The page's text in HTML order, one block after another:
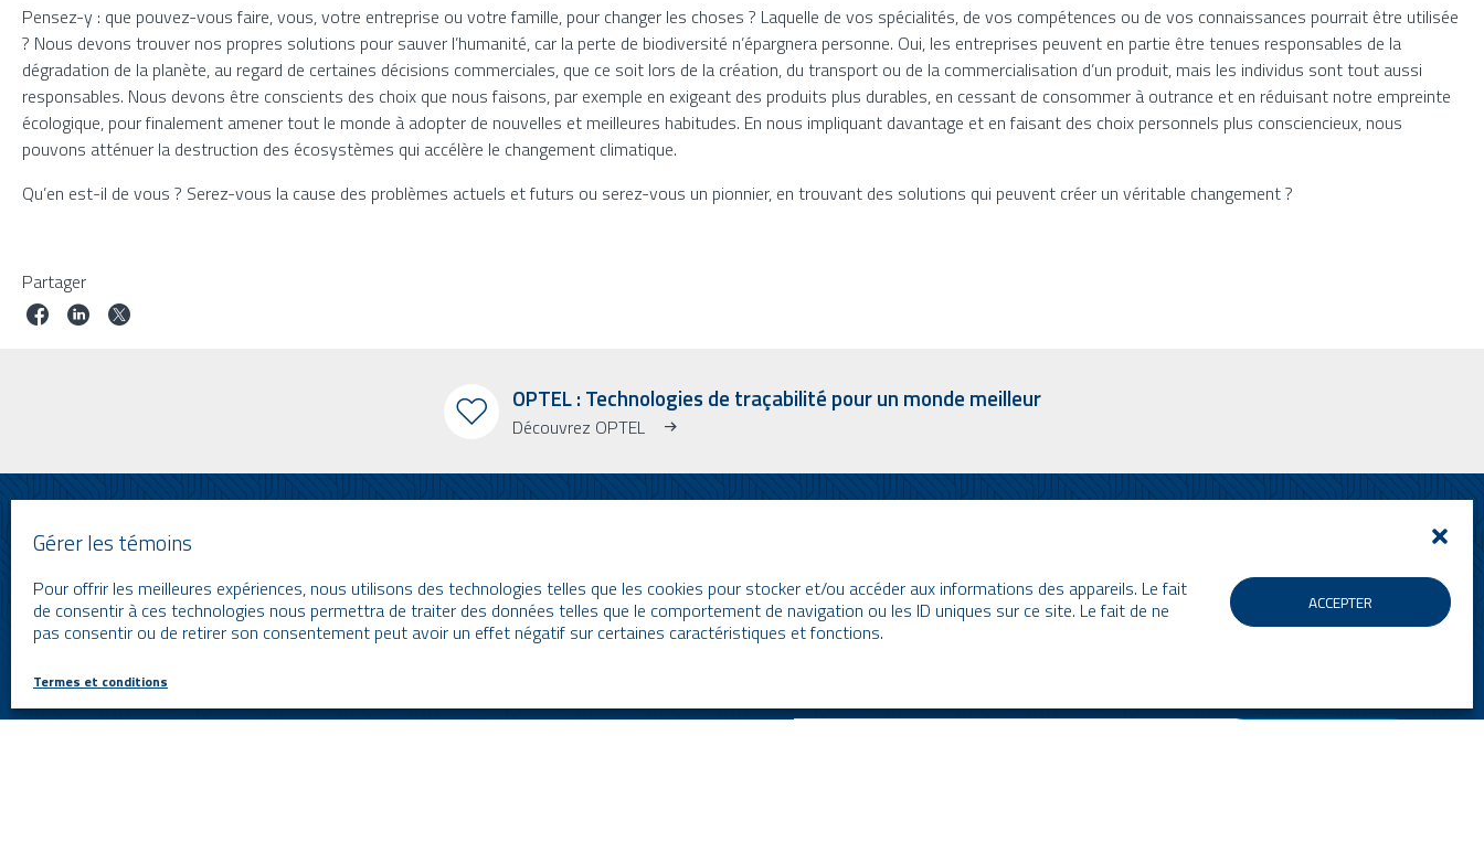
Gérer les témoins
Pour offrir les meilleures expériences, nous utilisons des technologies telles que les cookies pour stocker et/ou accéder aux informations des appareils. Le fait
de consentir à ces technologies nous permettra de traiter des données telles que le comportement de navigation ou les ID uniques sur ce site. Le fait de ne
pas consentir ou de retirer son consentement peut avoir un effet négatif sur certaines caractéristiques et fonctions.
ACCEPTER
Termes et conditions
Pensez-y : que pouvez-vous faire, vous, votre entreprise ou votre famille, pour changer les choses ? Laquelle de vos spécialités, de vos compétences ou de vos connaissances pourrait être utilisée
? Nous devons trouver nos propres solutions pour sauver l’humanité, car la perte de biodiversité n’épargnera personne. Oui, les entreprises peuvent en partie être tenues responsables de la
dégradation de la planète, au regard de certaines décisions commerciales, que ce soit lors de la création, du transport ou de la commercialisation d’un produit, mais les individus sont tout aussi
responsables. Nous devons être conscients des choix que nous faisons, par exemple en exigeant des produits plus durables, en cessant de consommer à outrance et en réduisant notre empreinte
écologique, pour finalement amener tout le monde à adopter de nouvelles et meilleures habitudes. En nous impliquant davantage et en faisant des choix personnels plus consciencieux, nous
pouvons atténuer la destruction des écosystèmes qui accélère le changement climatique.
Qu’en est-il de vous ? Serez-vous la cause des problèmes actuels et futurs ou serez-vous un pionnier, en trouvant des solutions qui peuvent créer un véritable changement ?
Partager
OPTEL : Technologies de traçabilité pour un monde meilleur
Découvrez OPTEL
À propos
Nouvelles et événements
Blogue
Carrières
Abonnez-vous à notre bulletin d’information
Apprenez-en plus sur OPTEL, nos prochains événements et nos
dernières nouvelles !